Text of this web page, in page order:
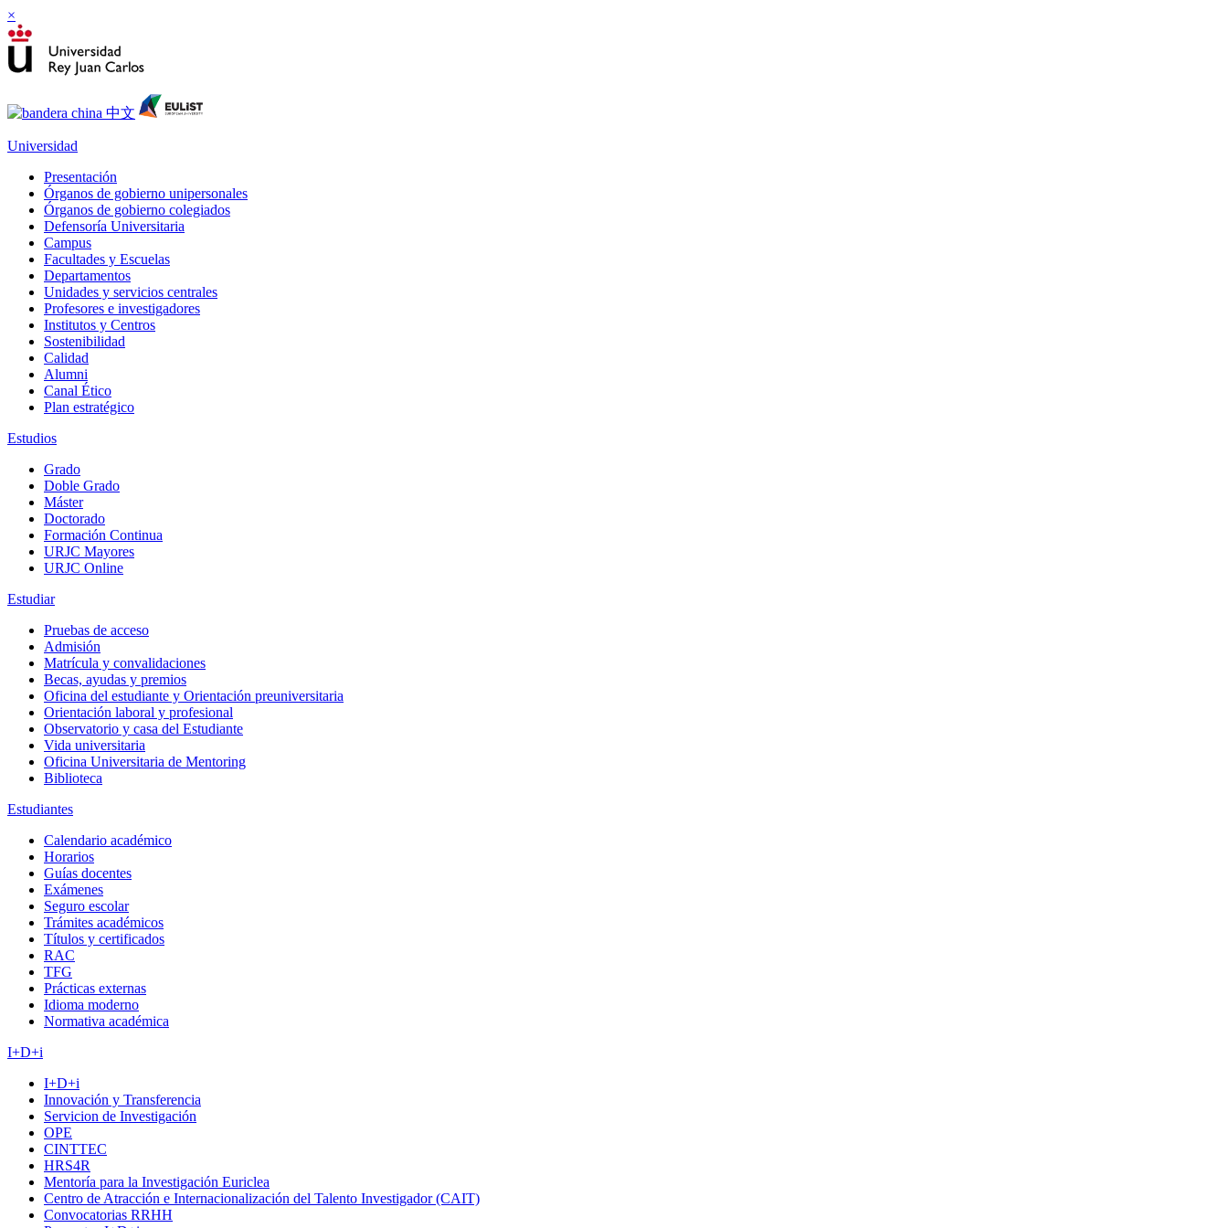
×
Universidad
Presentación
Órganos de gobierno unipersonales
Órganos de gobierno colegiados
Defensoría Universitaria
Campus
Facultades y Escuelas
Departamentos
Unidades y servicios centrales
Profesores e investigadores
Institutos y Centros
Sostenibilidad
Calidad
Alumni
Canal Ético
Plan estratégico
Estudios
Grado
Doble Grado
Máster
Doctorado
Formación Continua
URJC Mayores
URJC Online
Estudiar
Pruebas de acceso
Admisión
Matrícula y convalidaciones
Becas, ayudas y premios
Oficina del estudiante y Orientación preuniversitaria
Orientación laboral y profesional
Observatorio y casa del Estudiante
Vida universitaria
Oficina Universitaria de Mentoring
Biblioteca
Estudiantes
Calendario académico
Horarios
Guías docentes
Exámenes
Seguro escolar
Trámites académicos
Títulos y certificados
RAC
TFG
Prácticas externas
Idioma moderno
Normativa académica
I+D+i
I+D+i
Innovación y Transferencia
Servicion de Investigación
OPE
CINTTEC
HRS4R
Mentoría para la Investigación Euriclea
Centro de Atracción e Internacionalización del Talento Investigador (CAIT)
Convocatorias RRHH